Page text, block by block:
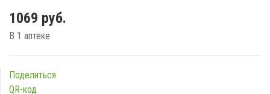
1069 руб.
В 1 аптеке
Поделиться
QR-код